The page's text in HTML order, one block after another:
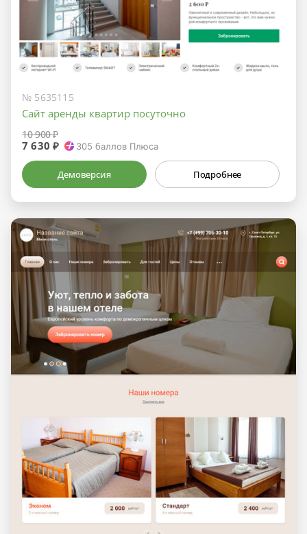
№ 5635115
Сайт аренды квартир посуточно
10 900 ₽
7 630 ₽ 305 баллов Плюса
Демоверсия Подробнее